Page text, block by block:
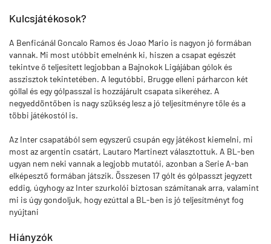
Kulcsjátékosok?
A Benficánál Goncalo Ramos és Joao Mario is nagyon jó formában
vannak. Mi most utóbbit emelnénk ki, hiszen a csapat egészét
tekintve ő teljesített legjobban a Bajnokok Ligájában gólok és
asszisztok tekintetében. A legutóbbi, Brugge elleni párharcon két
góllal és egy gólpasszal is hozzájárult csapata sikeréhez. A
negyeddöntőben is nagy szükség lesz a jó teljesítményre tőle és a
többi játékostól is.
Az Inter csapatából sem egyszerű csupán egy játékost kiemelni, mi
most az argentin csatárt, Lautaro Martinezt választottuk. A BL-ben
ugyan nem neki vannak a legjobb mutatói, azonban a Serie A-ban
elképesztő formában játszik. Összesen 17 gólt és gólpasszt jegyzett
eddig, úgyhogy az Inter szurkolói biztosan számítanak arra, valamint
mi is úgy gondoljuk, hogy ezúttal a BL-ben is jó teljesítményt fog
nyújtani
Hiányzók